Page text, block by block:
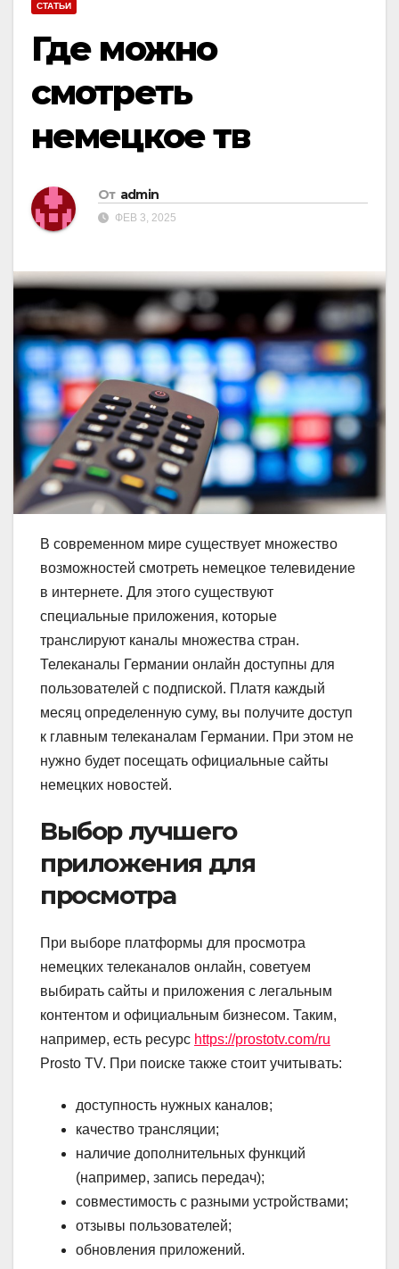
СТАТЬИ
Где можно
смотреть
немецкое тв
От admin
ФЕВ 3, 2025
В современном мире существует множество
возможностей смотреть немецкое телевидение
в интернете. Для этого существуют
специальные приложения, которые
транслируют каналы множества стран.
Телеканалы Германии онлайн доступны для
пользователей с подпиской. Платя каждый
месяц определенную суму, вы получите доступ
к главным телеканалам Германии. При этом не
нужно будет посещать официальные сайты
немецких новостей.
Выбор лучшего
приложения для
просмотра
При выборе платформы для просмотра
немецких телеканалов онлайн, советуем
выбирать сайты и приложения с легальным
контентом и официальным бизнесом. Таким,
например, есть ресурс https://prostotv.com/ru
Prosto TV. При поиске также стоит учитывать:
доступность нужных каналов;
качество трансляции;
наличие дополнительных функций
(например, запись передач);
совместимость с разными устройствами;
отзывы пользователей;
обновления приложений.